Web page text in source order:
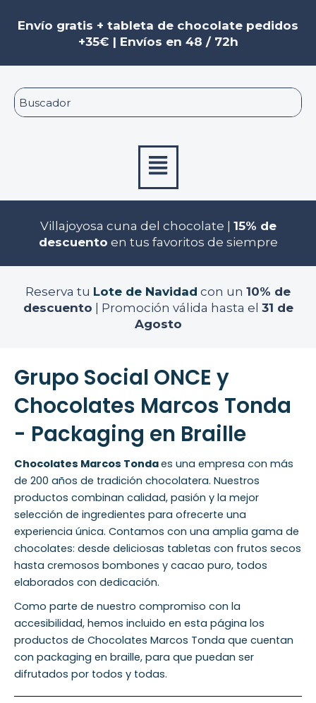
Envío gratis + tableta de chocolate pedidos
+35€ | Envíos en 48 / 72h
Menú
Villajoyosa cuna del chocolate | 15% de
descuento en tus favoritos de siempre
Reserva tu Lote de Navidad con un 10% de
descuento | Promoción válida hasta el 31 de
Agosto
Grupo Social ONCE y
Chocolates Marcos Tonda
- Packaging en Braille
Chocolates Marcos Tondaes una empresa con más
de 200 años de tradición chocolatera. Nuestros
productos combinan calidad, pasión y la mejor
selección de ingredientes para ofrecerte una
experiencia única. Contamos con una amplia gama de
chocolates: desde deliciosas tabletas con frutos secos
hasta cremosos bombones y cacao puro, todos
elaborados con dedicación.
Como parte de nuestro compromiso con la
accesibilidad, hemos incluido en esta página los
productos de Chocolates Marcos Tonda que cuentan
con packaging en braille, para que puedan ser
difrutados por todos y todas.